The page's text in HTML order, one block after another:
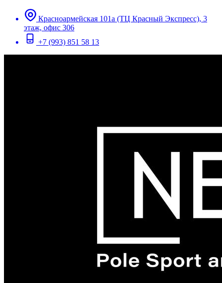
Красноармейская 101а (ТЦ Красный Экспресс), 3
этаж, офис 306
+7 (993) 851 58 13